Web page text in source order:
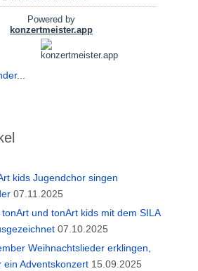
kids Jugendchor singen
07.11.2025
und tonArt kids mit dem SILA
07.10.2025
Weihnachtslieder erklingen,
ein Adventskonzert 15.09.2025